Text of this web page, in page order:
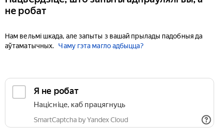
не робат
Нам вельмі шкада, але запыты з вашай прылады падобныя да
аўтаматычных.
Чаму гэта магло адбыцца?
Я не робат
Націсніце, каб працягнуць
SmartCaptcha by Yandex Cloud